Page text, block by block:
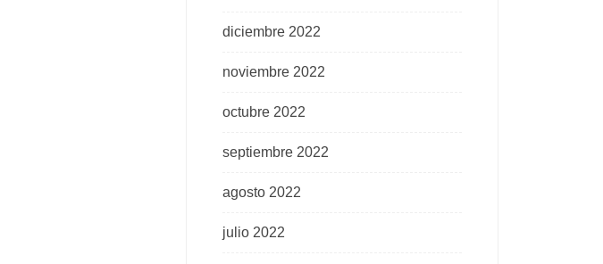
diciembre 2022
noviembre 2022
octubre 2022
septiembre 2022
agosto 2022
julio 2022